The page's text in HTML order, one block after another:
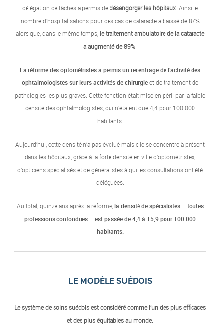
délégation de tâches a permis dedésengorger les hôpitaux. Ainsi le
nombre d’hospitalisations pour des cas de cataracte a baissé de 87%
alors que, dans le même temps, le traitement ambulatoire de la cataracte
a augmenté de 89%.
La réforme des optométristes a permis un recentrage de l’activité des
ophtalmologistes sur leurs activités de chirurgieet de traitement de
pathologies les plus graves. Cette fonction était mise en péril par la faible
densité des ophtalmologistes, qui n’étaient que 4,4 pour 100 000
habitants.
Aujourd’hui, cette densité n’a pas évolué mais elle se concentre à présent
dans les hôpitaux, grâce à la forte densité en ville d’optométristes,
d’opticiens spécialisés et de généralistes à qui les consultations ont été
déléguées.
Au total, quinze ans après la réforme,la densité de spécialistes – toutes
professions confondues – est passée de 4,4 à 15,9 pour 100 000
habitants.
LE MODÈLE SUÉDOIS
Le système de soins suédois est considéré comme l’un des plus efficaces
et des plus équitables au monde.